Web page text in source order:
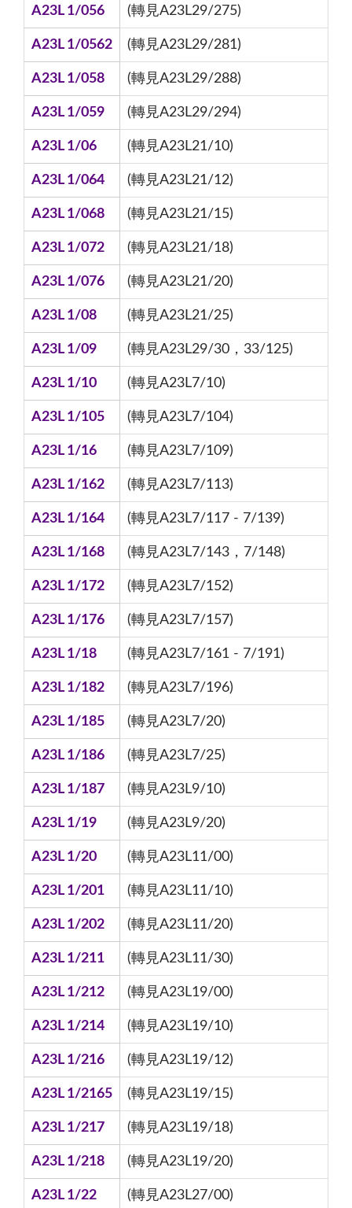
A23L 1/056 (轉見A23L29/275)
A23L 1/0562 (轉見A23L29/281)
A23L 1/058 (轉見A23L29/288)
A23L 1/059 (轉見A23L29/294)
A23L 1/06 (轉見A23L21/10)
A23L 1/064 (轉見A23L21/12)
A23L 1/068 (轉見A23L21/15)
A23L 1/072 (轉見A23L21/18)
A23L 1/076 (轉見A23L21/20)
A23L 1/08 (轉見A23L21/25)
A23L 1/09 (轉見A23L29/30，33/125)
A23L 1/10 (轉見A23L7/10)
A23L 1/105 (轉見A23L7/104)
A23L 1/16 (轉見A23L7/109)
A23L 1/162 (轉見A23L7/113)
A23L 1/164 (轉見A23L7/117 - 7/139)
A23L 1/168 (轉見A23L7/143，7/148)
A23L 1/172 (轉見A23L7/152)
A23L 1/176 (轉見A23L7/157)
A23L 1/18 (轉見A23L7/161 - 7/191)
A23L 1/182 (轉見A23L7/196)
A23L 1/185 (轉見A23L7/20)
A23L 1/186 (轉見A23L7/25)
A23L 1/187 (轉見A23L9/10)
A23L 1/19 (轉見A23L9/20)
A23L 1/20 (轉見A23L11/00)
A23L 1/201 (轉見A23L11/10)
A23L 1/202 (轉見A23L11/20)
A23L 1/211 (轉見A23L11/30)
A23L 1/212 (轉見A23L19/00)
A23L 1/214 (轉見A23L19/10)
A23L 1/216 (轉見A23L19/12)
A23L 1/2165 (轉見A23L19/15)
A23L 1/217 (轉見A23L19/18)
A23L 1/218 (轉見A23L19/20)
A23L 1/22 (轉見A23L27/00)